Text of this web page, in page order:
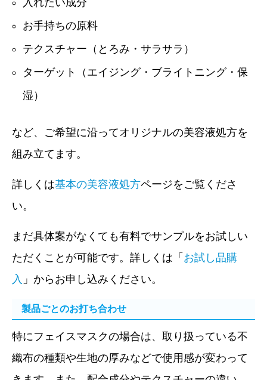
お手持ちの原料
テクスチャー（とろみ・サラサラ）
ターゲット（エイジング・ブライトニング・保
湿）
など、ご希望に沿ってオリジナルの美容液処方を
組み立てます。
詳しくは基本の美容液処方ページをご覧くださ
い。
まだ具体案がなくても有料でサンプルをお試しい
ただくことが可能です。詳しくは「 お試し品購
入 」からお申し込みください。
製品ごとのお打ち合わせ
特にフェイスマスクの場合は、取り扱っている不
織布の種類や生地の厚みなどで使用感が変わって